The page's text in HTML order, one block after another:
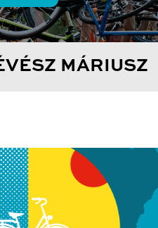
MÁRIUSZ